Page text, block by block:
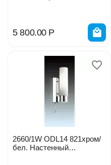
5 800.00 Р
2660/1W ODL14 821хром/
бел. Настенный